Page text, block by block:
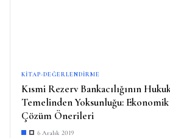
KITAP-DEĞERLENDIRME
Kısmi Rezerv Bankacılığının
Temelinden Yoksunluğu: Ekonomik
Çözüm Önerileri
6 Aralık 2019